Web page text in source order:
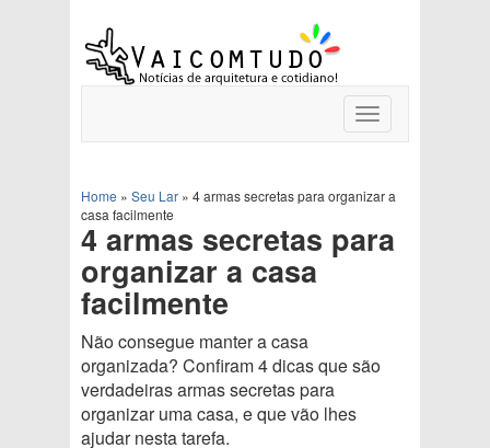
Toggle
navigation
Home » Seu Lar » 4 armas secretas para organizar a
casa facilmente
4 armas secretas para
organizar a casa
facilmente
Não consegue manter a casa
organizada? Confiram 4 dicas que são
verdadeiras armas secretas para
organizar uma casa, e que vão lhes
ajudar nesta tarefa.